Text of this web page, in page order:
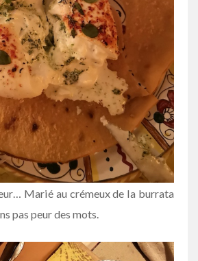
Marié au crémeux de la burrata
pas peur des mots.